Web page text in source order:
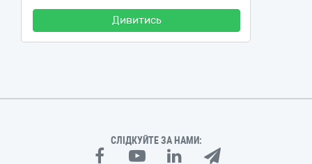
Дивитись
СЛІДКУЙТЕ ЗА НАМИ: